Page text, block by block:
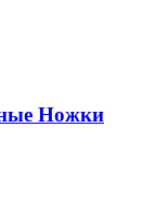
Ножки